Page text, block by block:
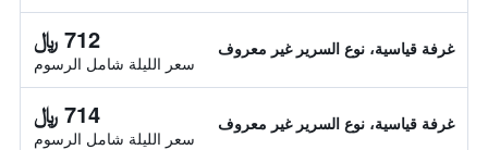
غرفة قياسية، نوع السرير غير معروف 712 ﷼
سعر الليلة شامل الرسوم
غرفة قياسية، نوع السرير غير معروف 714 ﷼
سعر الليلة شامل الرسوم